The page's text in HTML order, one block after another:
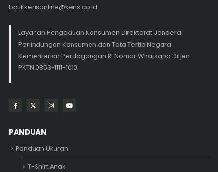
batikkerisonline@keris.co.id
Layanan Pengaduan Konsumen Direktorat Jenderal
Perlindungan Konsumen dan Tata Tertib Negara
Kementerian Perdagangan RI Nomor Whatsapp Ditjen
PKTN 0853-1111-1010
PANDUAN
Panduan Ukuran
T-Shirt Anak